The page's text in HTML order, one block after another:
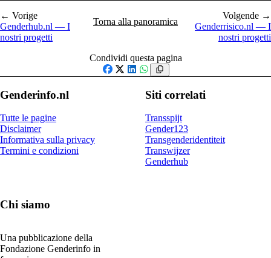
← Vorige
Genderhub.nl — I
nostri progetti
Torna alla panoramica
Volgende →
Genderrisico.nl — I
nostri progetti
Condividi questa pagina
Facebook
X LinkedIn
WhatsApp
Genderinfo.nl
Tutte le pagine
Disclaimer
Informativa sulla privacy
Termini e condizioni
Siti correlati
Transspijt
Gender123
Transgenderidentiteit
Transwijzer
Genderhub
Chi siamo
Una pubblicazione della
Fondazione Genderinfo in